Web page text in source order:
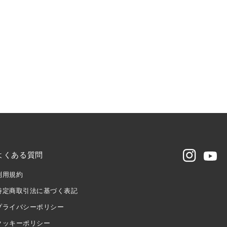
くある質問
用規約
定商取引法に基づく表記
ライバシーポリシー
ッキーポリシー
Instagram